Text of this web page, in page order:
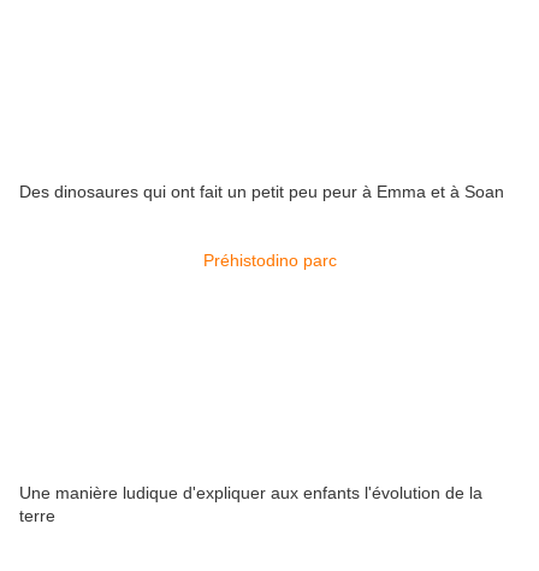
Des dinosaures qui ont fait un petit peu peur à Emma et à Soan
Préhistodino parc
Une manière ludique d'expliquer aux enfants l'évolution de la
terre